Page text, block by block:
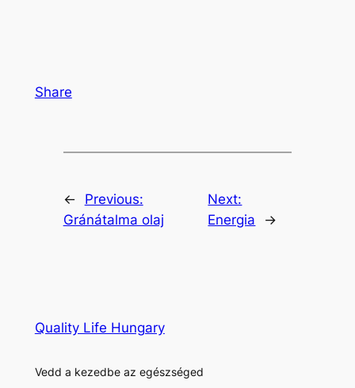
Share
←
Previous:
Gránátalma olaj
Next:
Energia
→
Quality Life Hungary
Vedd a kezedbe az egészséged